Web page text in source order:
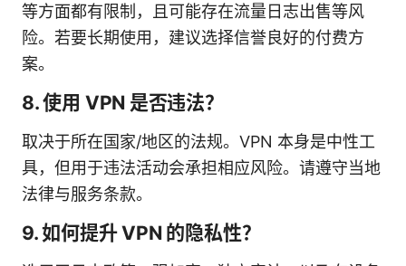
等方面都有限制，且可能存在流量日志出售等风
险。若要长期使用，建议选择信誉良好的付费方
案。
8. 使用 VPN 是否违法？
取决于所在国家/地区的法规。VPN 本身是中性工
具，但用于违法活动会承担相应风险。请遵守当地
法律与服务条款。
9. 如何提升 VPN 的隐私性？